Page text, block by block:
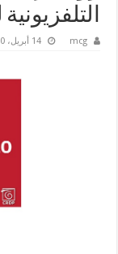
التلفزيونية لليوم
mcg 14 أبريل، 2020